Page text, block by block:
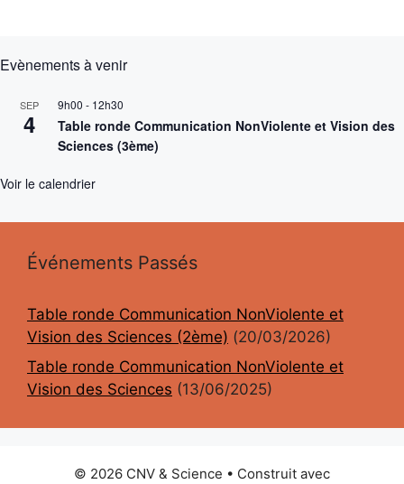
Evènements à venir
SEP
4
9h00 - 12h30
Table ronde Communication NonViolente et Vision des
Sciences (3ème)
Voir le calendrier
Événements Passés
Table ronde Communication NonViolente et
Vision des Sciences (2ème) (20/03/2026)
Table ronde Communication NonViolente et
Vision des Sciences (13/06/2025)
© 2026 CNV & Science • Construit avec